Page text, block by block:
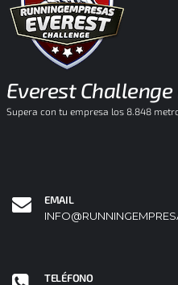
Everest
Supera con tu empresa los 8.848
EMAIL
TELÉFONO